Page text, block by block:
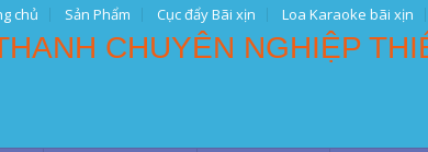
chủ Sản Phẩm Cục đẩy Bãi xịn Loa Karaoke bãi xịn